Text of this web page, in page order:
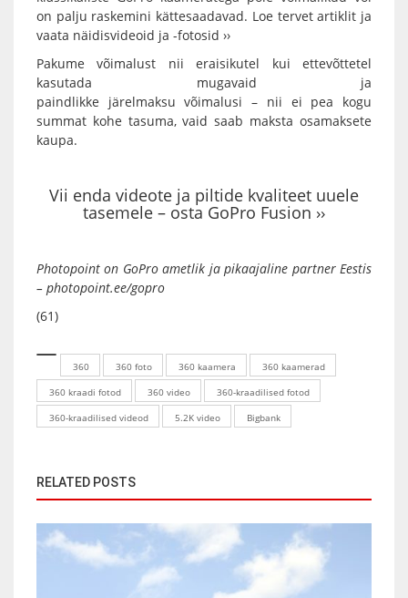
on palju raskemini kättesaadavad. Loe tervet artiklit ja
vaata näidisvideoid ja -fotosid ››
Pakume võimalust nii eraisikutel kui ettevõttetel
kasutada mugavaid ja
paindlikke järelmaksu võimalusi – nii ei pea kogu
summat kohe tasuma, vaid saab maksta osamaksete
kaupa.
Vii enda videote ja piltide kvaliteet uuele
tasemele – osta GoPro Fusion ››
Photopoint on GoPro ametlik ja pikaajaline partner Eestis
– photopoint.ee/gopro
(61)
360 360 foto 360 kaamera
360 kaamerad
360 kraadi fotod
360 video
360-kraadilised fotod
360-kraadilised videod
5.2K video Bigbank
RELATED POSTS